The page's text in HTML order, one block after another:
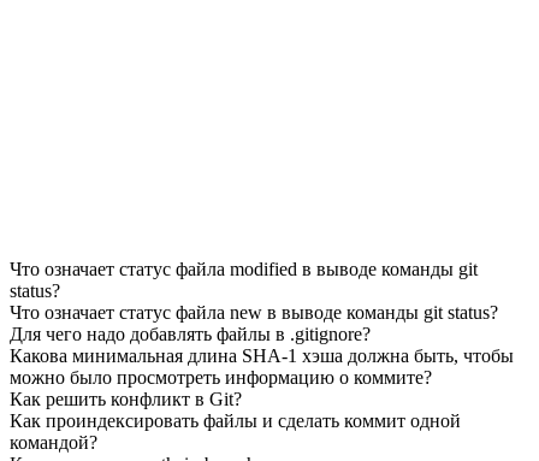
Что означает статус файла modified в выводе команды git
status?
Что означает статус файла new в выводе команды git status?
Для чего надо добавлять файлы в .gitignore?
Какова минимальная длина SHA-1 хэша должна быть, чтобы
можно было просмотреть информацию о коммите?
Как решить конфликт в Git?
Как проиндексировать файлы и сделать коммит одной
командой?